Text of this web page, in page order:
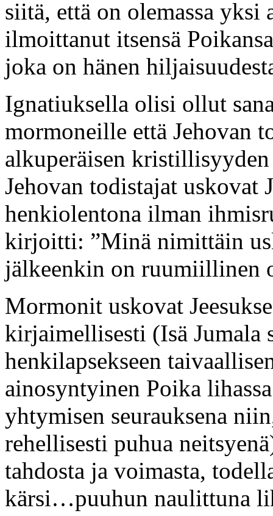
siitä, että on olemassa yksi
ilmoittanut itsensä
joka on hänen
Ignatiuksella olisi ollut
mormoneille että Jehovan
alkuperäisen
Jehovan todistajat uskovat
henkiolentona ilman
kirjoitti: ”Minä nimittäin
jälkeenkin on ruumiillinen
Mormonit uskovat
kirjaimellisesti (Isä Jumala
henkilapsekseen
ainosyntyinen Poika
yhtymisen seurauksena
rehellisesti puhua
tahdosta ja voimasta,
kärsi…puuhun naulittuna